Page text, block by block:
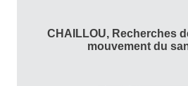
CHAILLOU, Recherches
mouvement du